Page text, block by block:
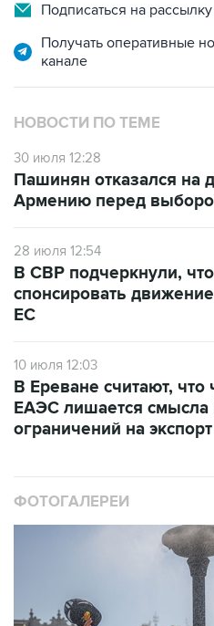
Подписаться на
Получать оперативные
канале
НОВОСТИ ПО ТЕМЕ
30 июля 12:28
Пашинян отказался на
Армению перед
28 июля 12:54
В СВР подчеркнули,
спонсировать
ЕС
10 июля 12:03
В Ереване считают,
ЕАЭС лишается смысла
ограничений на
ФОТОГАЛЕРЕИ